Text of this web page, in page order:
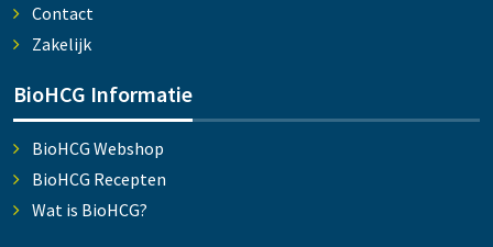
Contact
Zakelijk
BioHCG Informatie
BioHCG Webshop
BioHCG Recepten
Wat is BioHCG?